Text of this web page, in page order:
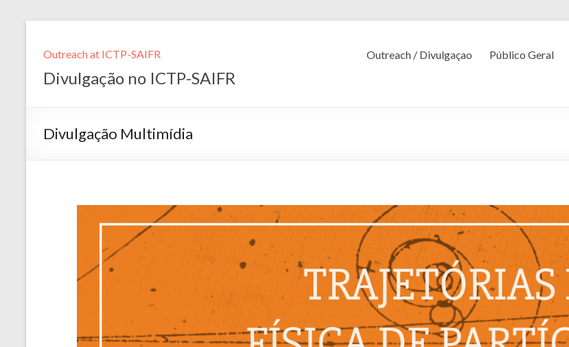
Outreach at ICTP-SAIFR
Divulgação no ICTP-SAIFR
Outreach / Divulgaçao Público Geral
Divulgação Multimídia